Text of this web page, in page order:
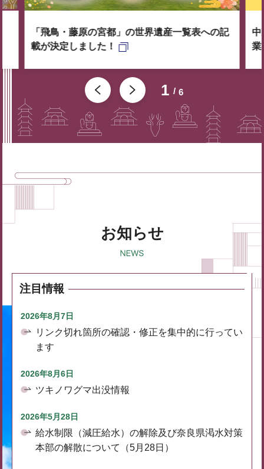
1 6
「飛鳥・藤原の宮都」の世界遺産一覧表への記
載が決定しました！
中
業
お知らせ
注目情報
2026年8月7日
リンク切れ箇所の確認・修正を集中的に行ってい
ます
2026年8月6日
ツキノワグマ出没情報
2026年5月28日
給水制限（減圧給水）の解除及び奈良県渇水対策
本部の解散について（5月28日）